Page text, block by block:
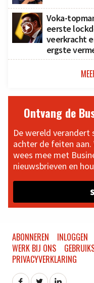
Voka-
eerste
veerkracht
ergste
Ontvang de
De wereld verandert
achter de feiten
wees mee met
nieuwsbrieven en
ABONNEREN INLOGGEN
WERK BIJ ONS
PRIVACYVERKLARING